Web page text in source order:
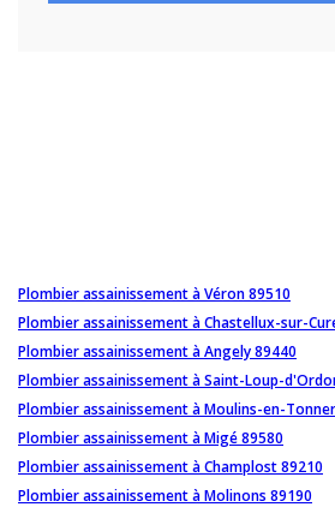
Plombier assainissement à Véron 89510
Plombier assainissement à Chastellux-sur-
Plombier assainissement à Angely 89440
Plombier assainissement à Saint-Loup-
Plombier assainissement à Moulins-en-
Plombier assainissement à Migé 89580
Plombier assainissement à Champlost 89210
Plombier assainissement à Molinons 89190